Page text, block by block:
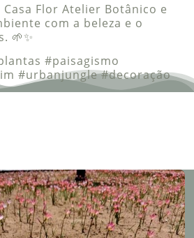
Flor Atelier Botânico e
com a beleza e o
🌱✨
#paisagismo
#urbanjungle #decoração